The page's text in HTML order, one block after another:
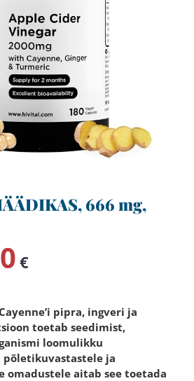
666 mg,
€
pipra, ingveri ja
toetab seedimist,
loomulikku
põletikuvastastele ja
omadustele aitab see toetada